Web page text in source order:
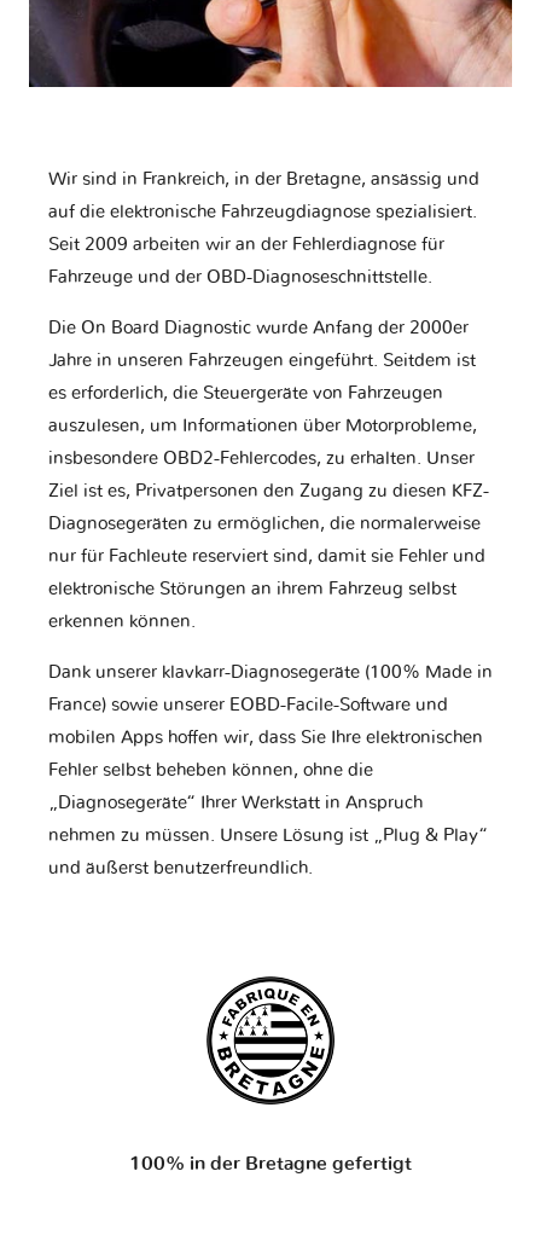
Wir sind in Frankreich, in der Bretagne, ansässig und
auf die elektronische Fahrzeugdiagnose spezialisiert.
Seit 2009 arbeiten wir an der Fehlerdiagnose für
Fahrzeuge und der OBD-Diagnoseschnittstelle.
Die On Board Diagnostic wurde Anfang der 2000er
Jahre in unseren Fahrzeugen eingeführt. Seitdem ist
es erforderlich, die Steuergeräte von Fahrzeugen
auszulesen, um Informationen über Motorprobleme,
insbesondere OBD2-Fehlercodes, zu erhalten. Unser
Ziel ist es, Privatpersonen den Zugang zu diesen KFZ-
Diagnosegeräten zu ermöglichen, die normalerweise
nur für Fachleute reserviert sind, damit sie Fehler und
elektronische Störungen an ihrem Fahrzeug selbst
erkennen können.
Dank unserer klavkarr-Diagnosegeräte (100% Made in
France) sowie unserer EOBD-Facile-Software und
mobilen Apps hoffen wir, dass Sie Ihre elektronischen
Fehler selbst beheben können, ohne die
„Diagnosegeräte“ Ihrer Werkstatt in Anspruch
nehmen zu müssen. Unsere Lösung ist „Plug & Play“
und äußerst benutzerfreundlich.
100% in der Bretagne gefertigt